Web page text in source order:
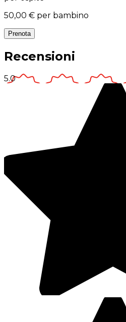
50,00 € per bambino
Prenota
Recensioni
5.0